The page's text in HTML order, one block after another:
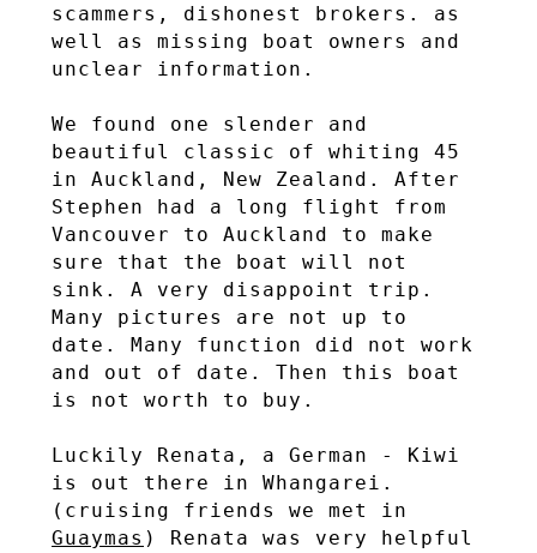
scammers, dishonest brokers. as
well as missing boat owners and
unclear information.
We found one slender and
beautiful classic of whiting 45
in Auckland, New Zealand. After
Stephen had a long flight from
Vancouver to Auckland to make
sure that the boat will not
sink. A very disappoint trip.
Many pictures are not up to
date. Many function did not work
and out of date. Then this boat
is not worth to buy.
Luckily Renata, a German - Kiwi
is out there in Whangarei.
Guaymas ) Renata was very helpful